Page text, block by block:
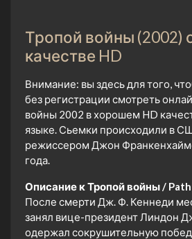
Тропой войны (2002)
качестве HD
Внимание: вы здесь для того,
без регистрации смотреть
войны 2002 в хорошем HD
языке. Сьемки происходили в
режиссером Джон
года.
Описание к Тропой войны /
После смерти Дж. Ф. Кеннеди
занял вице-президент Линдон
одержал сокрушительную